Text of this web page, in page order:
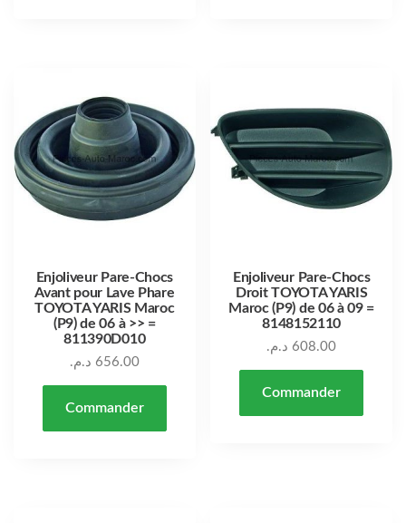
Enjoliveur Pare-Chocs
Avant pour Lave Phare
TOYOTA YARIS Maroc
(P9) de 06 à >> =
811390D010
656.00 د.م.
Commander
Enjoliveur Pare-Chocs
Droit TOYOTA YARIS
Maroc (P9) de 06 à 09 =
8148152110
608.00 د.م.
Commander